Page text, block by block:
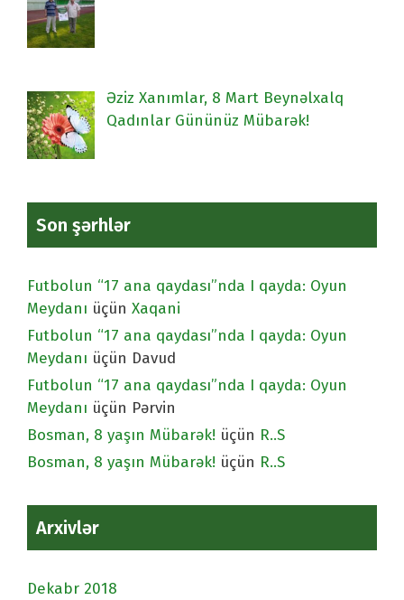
Əziz Xanımlar, 8 Mart Beynəlxalq
Qadınlar Gününüz Mübarək!
Son şərhlər
Futbolun “17 ana qaydası”nda I qayda: Oyun
Meydanı üçün Xaqani
Futbolun “17 ana qaydası”nda I qayda: Oyun
Meydanı üçün Davud
Futbolun “17 ana qaydası”nda I qayda: Oyun
Meydanı üçün Pərvin
Bosman, 8 yaşın Mübarək! üçün R..S
Bosman, 8 yaşın Mübarək! üçün R..S
Arxivlər
Dekabr 2018